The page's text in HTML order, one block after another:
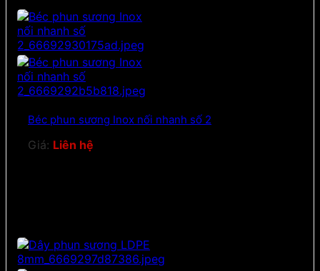
Béc phun sương Inox nối nhanh số 2
Giá: Liên hệ